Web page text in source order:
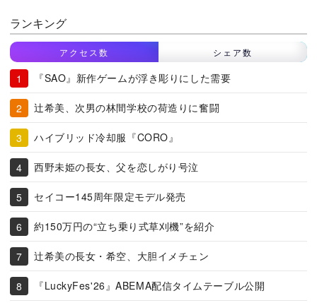
ランキング
アクセス数 シェア数
『SAO』新作ゲームが浮き彫りにした需要
辻希美、次男の林間学校の荷造りに奮闘
ハイブリッド冷却服『CORO』
西野未姫の長女、父を恋しがり号泣
セイコー145周年限定モデル発売
約150万円の“立ち乗り式草刈機”を紹介
辻希美の長女・希空、大胆イメチェン
『LuckyFes'26』ABEMA配信タイムテーブル公開